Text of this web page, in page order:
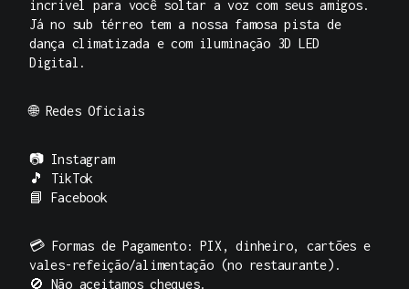
incrível para você soltar a voz com seus amigos.
Já no sub térreo tem a nossa famosa pista de
dança climatizada e com iluminação 3D LED
Digital.
🌐 Redes Oficiais
📷 Instagram
🎵 TikTok
📘 Facebook
💳 Formas de Pagamento: PIX, dinheiro, cartões e
vales-refeição/alimentação (no restaurante).
🚫 Não aceitamos cheques.